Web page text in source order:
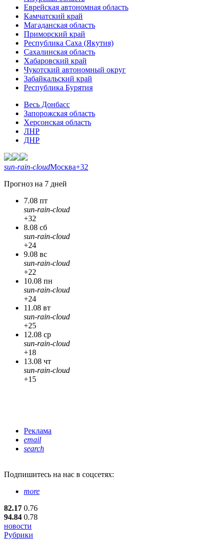
Еврейская автономная область
Камчатский край
Магаданская область
Приморский край
Республика Саха (Якутия)
Сахалинская область
Хабаровский край
Чукотский автономный округ
Забайкальский край
Республика Бурятия
Весь Донбасс
Запорожская область
Херсонская область
ЛНР
ДНР
sun-rain-cloudМосква+32
Прогноз на 7 дней
7.08 пт
sun-rain-cloud
+32
8.08 сб
sun-rain-cloud
+24
9.08 вс
sun-rain-cloud
+22
10.08 пн
sun-rain-cloud
+24
11.08 вт
sun-rain-cloud
+25
12.08 ср
sun-rain-cloud
+18
13.08 чт
sun-rain-cloud
+15
Реклама
email
search
Подпишитесь на нас в соцсетях:
more
82.17 0.76
94.84 0.78
новости
Рубрики